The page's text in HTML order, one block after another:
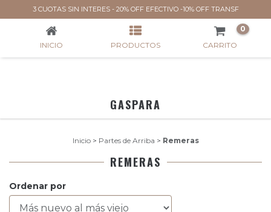
3 CUOTAS SIN INTERES - 20% OFF EFECTIVO -10% OFF TRANSF
REMERAS
INICIO PRODUCTOS CARRITO
0
GASPARA
Inicio > Partes de Arriba > Remeras
REMERAS
Ordenar por